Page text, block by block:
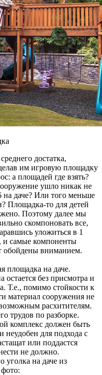
достатка,
им игровую площадку
а площадей где взять?
ушло никак не
на даче? Или того меньше
Площадка-то для детей
Поэтому далее мы
скомпоновать все,
уложиться в 1
и самые компоненты
обойдены вниманием.
площадка на даче.
без присмотра и
Т.е., помимо стойкости к
материал сооружения не
расхитителям.
трудов по разборке.
комплекс должен быть
неудобен для подхода с
или поддастся
не должно.
уголка на даче из